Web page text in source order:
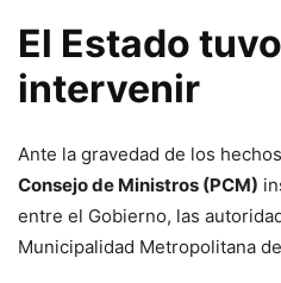
El Estado
intervenir
Ante la gravedad de los
Consejo de Ministros (PCM)
entre el Gobierno, las
Municipalidad Metropolitana